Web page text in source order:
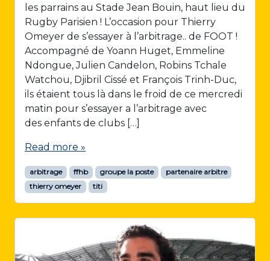
les parrains au Stade Jean Bouin, haut lieu du
Rugby Parisien ! L’occasion pour Thierry
Omeyer de s’essayer à l’arbitrage.. de FOOT !
Accompagné de Yoann Huget, Emmeline
Ndongue, Julien Candelon, Robins Tchale
Watchou, Djibril Cissé et François Trinh-Duc,
ils étaient tous là dans le froid de ce mercredi
matin pour s’essayer a l’arbitrage avec
des enfants de clubs […]
Read more »
arbitrage ffhb groupe la poste
partenaire arbitre
thierry omeyer
titi